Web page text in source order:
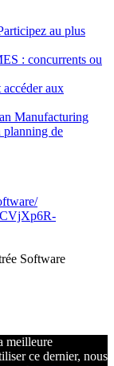
au plus
: concurrents ou
aux
Manufacturing
planning de
Software
meilleure
ce dernier, nous